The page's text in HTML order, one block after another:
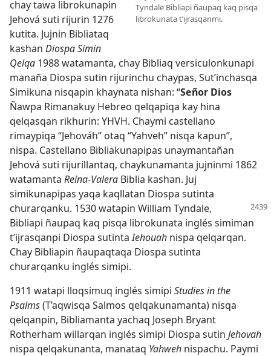
Tyndale Bibliapi ñaupaq kaq pisqa
librokunata t’ijrasqanmi.
chay tawa librokunapin
Jehová suti rijurin 1276
kutita. Jujnin Bibliataq
kashan Diospa Simin
Qelqa 1988 watamanta, chay Bibliaq versiculonkunapi
manaña Diospa sutin rijurinchu chaypas, Sut’inchasqa
Simikuna nisqapin khaynata nishan: “Señor Dios
Ñawpa Rimanakuy Hebreo qelqapiqa kay hina
qelqasqan rikhurin: YHVH. Chaymi castellano
rimaypiqa “Jehováh” otaq “Yahveh” nisqa kapun”,
nispa. Castellano Bibliakunapipas unaymantañan
Jehová suti rijurillantaq, chaykunamanta jujninmi 1862
watamanta Reina-Valera Biblia kashan. Juj
simikunapipas yaqa kaqllatan Diospa sutinta
churarqanku. 1530 watapin William Tyndale,
Bibliapi ñaupaq kaq pisqa librokunata inglés simiman
t’ijrasqanpi Diospa sutintaIehouah nispa qelqarqan.
Chay Bibliapin ñaupaqtaqa Diospa sutinta
churarqanku inglés simipi.
1911 watapi lloqsimuq inglés simipi Studies in the
Psalms(T’aqwisqa Salmos qelqakunamanta) nisqa
qelqanpin, Bibliamanta yachaq Joseph Bryant
Rotherham willarqan inglés simipi Diospa sutin Jehovah
nispa qelqakunanta, manataq Yahweh nispachu. Paymi